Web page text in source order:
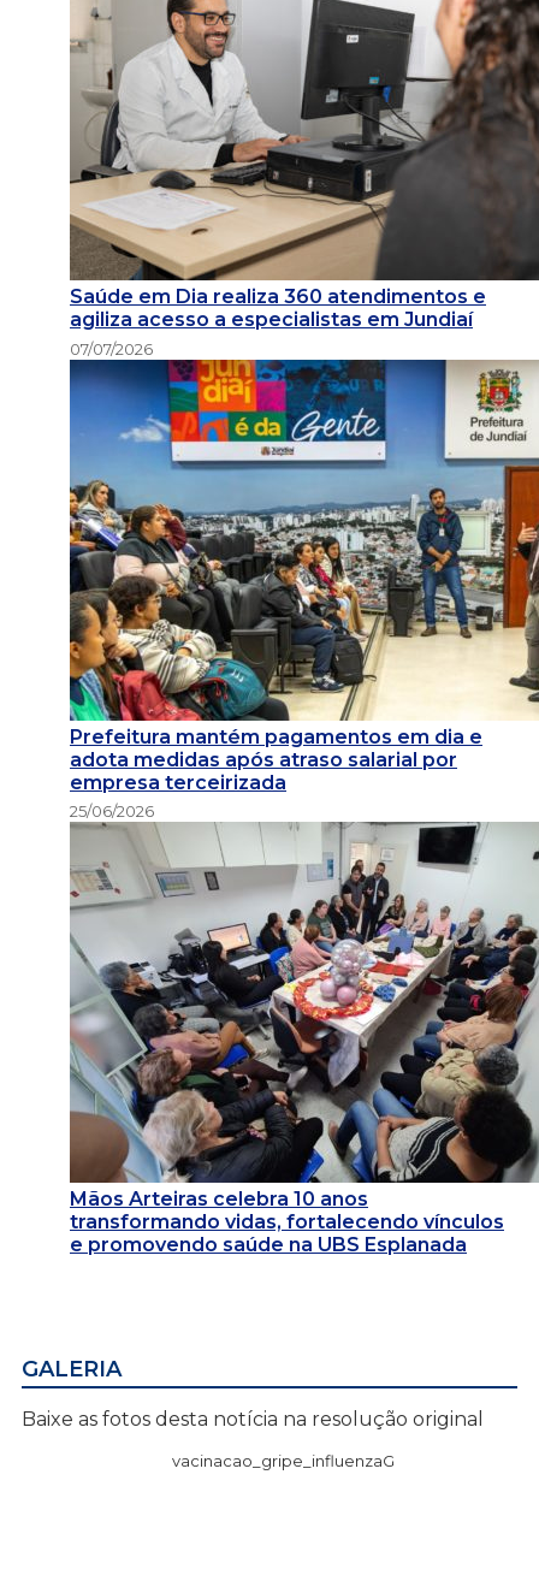
Saúde em Dia realiza 360 atendimentos e
agiliza acesso a especialistas em Jundiaí
07/07/2026
Prefeitura mantém pagamentos em dia e
adota medidas após atraso salarial por
empresa terceirizada
25/06/2026
Mãos Arteiras celebra 10 anos
transformando vidas, fortalecendo vínculos
e promovendo saúde na UBS Esplanada
GALERIA
Baixe as fotos desta notícia na resolução original
vacinacao_gripe_influenzaG